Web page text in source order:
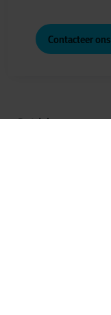
Ontdek meer
Contacteer ons